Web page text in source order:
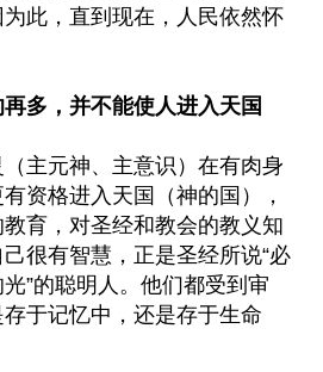
此，直到现在，人民依然怀
多，并不能使人进入天国
主元神、主意识）在有肉身
资格进入天国（神的国），
育，对圣经和教会的教义知
很有智慧，正是圣经所说“必
”的聪明人。他们都受到审
于记忆中，还是存于生命